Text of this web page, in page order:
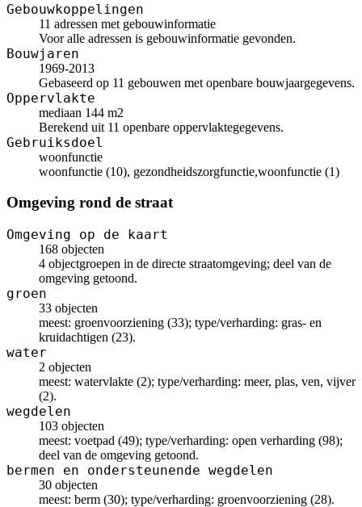
Gebouwkoppelingen
11 adressen met gebouwinformatie
Voor alle adressen is gebouwinformatie gevonden.
Bouwjaren
1969-2013
Gebaseerd op 11 gebouwen met openbare bouwjaargegevens.
Oppervlakte
mediaan 144 m2
Berekend uit 11 openbare oppervlaktegegevens.
Gebruiksdoel
woonfunctie
woonfunctie (10), gezondheidszorgfunctie,woonfunctie (1)
Omgeving rond de straat
Omgeving op de kaart
168 objecten
4 objectgroepen in de directe straatomgeving; deel van de
omgeving getoond.
groen
33 objecten
meest: groenvoorziening (33); type/verharding: gras- en
kruidachtigen (23).
water
2 objecten
meest: watervlakte (2); type/verharding: meer, plas, ven, vijver
(2).
wegdelen
103 objecten
meest: voetpad (49); type/verharding: open verharding (98);
deel van de omgeving getoond.
bermen en ondersteunende wegdelen
30 objecten
meest: berm (30); type/verharding: groenvoorziening (28).